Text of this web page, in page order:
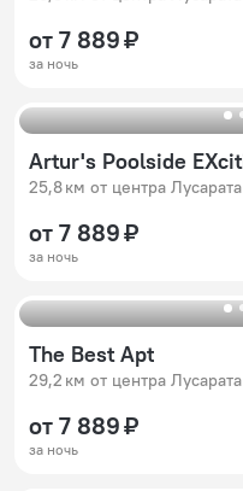
от 7 889 ₽
за ночь
25,8 км от центра Лусарата
от 7 889 ₽
за ночь
The Best Apt
29,2 км от центра Лусарата
от 7 889 ₽
за ночь